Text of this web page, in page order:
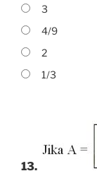
3
4/9
2
1/3
13.